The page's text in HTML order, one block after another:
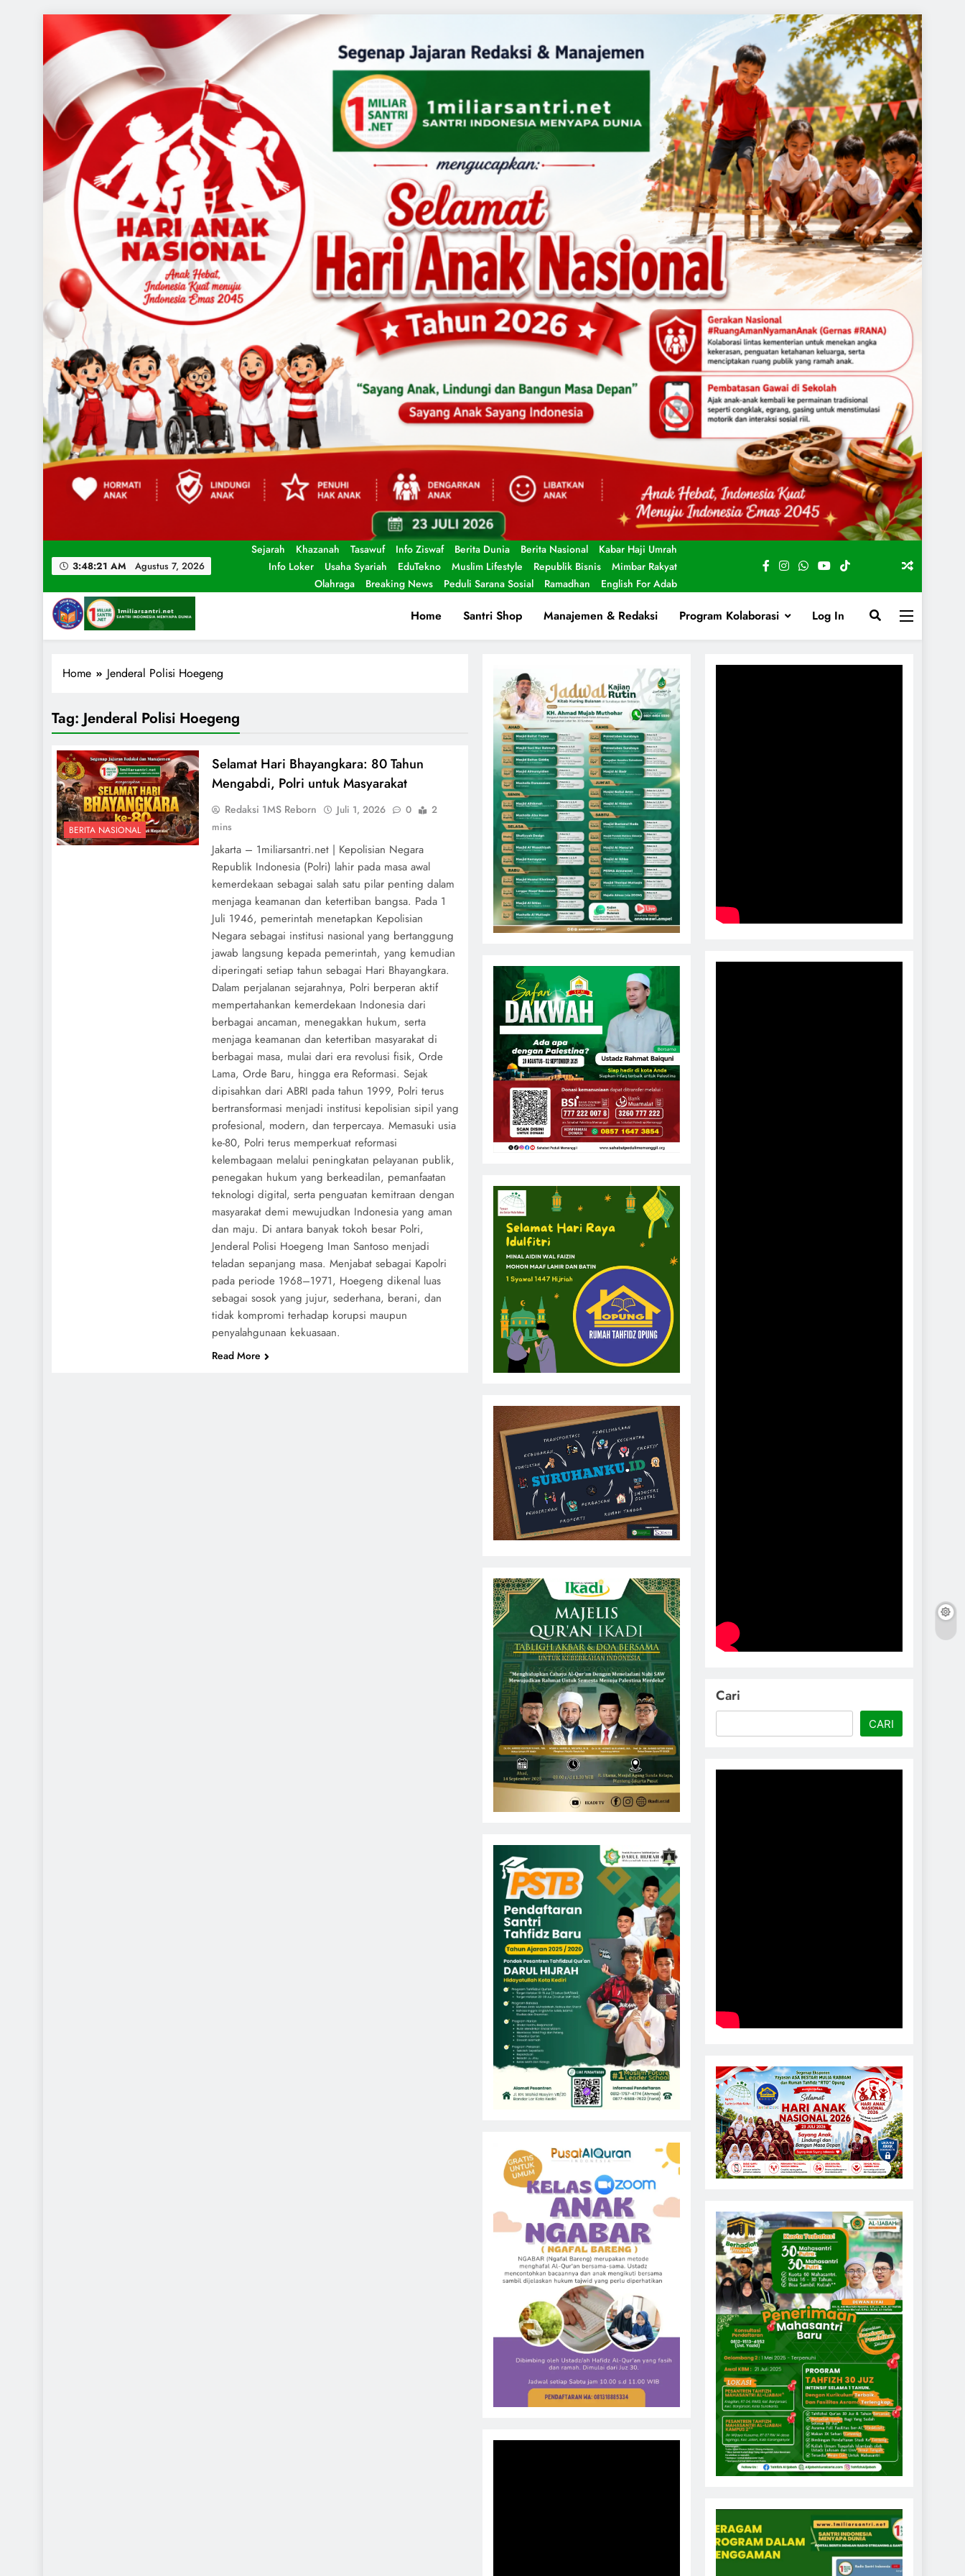
3:48:23 AM Agustus 7, 2026
Sejarah Khazanah Tasawuf Info Ziswaf Berita Dunia Berita Nasional
Kabar Haji Umrah
Info Loker
Usaha Syariah EduTekno Muslim Lifestyle Republik Bisnis
Mimbar Rakyat
Olahraga
Breaking News Peduli Sarana Sosial Ramadhan English For Adab
1miliarsantri.net
Home Santri Shop Manajemen & Redaksi Program Kolaborasi Log In
Home Jenderal Polisi Hoegeng
Tag: Jenderal Polisi Hoegeng
BERITA NASIONAL
Selamat Hari Bhayangkara: 80 Tahun
Mengabdi, Polri untuk Masyarakat
Redaksi 1MS Reborn Juli 1, 2026 0
2
mins
Jakarta – 1miliarsantri.net | Kepolisian Negara
Republik Indonesia (Polri) lahir pada masa awal
kemerdekaan sebagai salah satu pilar penting dalam
menjaga keamanan dan ketertiban bangsa. Pada 1
Juli 1946, pemerintah menetapkan Kepolisian
Negara sebagai institusi nasional yang bertanggung
jawab langsung kepada pemerintah, yang kemudian
diperingati setiap tahun sebagai Hari Bhayangkara.
Dalam perjalanan sejarahnya, Polri berperan aktif
mempertahankan kemerdekaan Indonesia dari
berbagai ancaman, menegakkan hukum, serta
menjaga keamanan dan ketertiban masyarakat di
berbagai masa, mulai dari era revolusi fisik, Orde
Lama, Orde Baru, hingga era Reformasi. Sejak
dipisahkan dari ABRI pada tahun 1999, Polri terus
bertransformasi menjadi institusi kepolisian sipil yang
profesional, modern, dan terpercaya. Memasuki usia
ke-80, Polri terus memperkuat reformasi
kelembagaan melalui peningkatan pelayanan publik,
penegakan hukum yang berkeadilan, pemanfaatan
teknologi digital, serta penguatan kemitraan dengan
masyarakat demi mewujudkan Indonesia yang aman
dan maju. Di antara banyak tokoh besar Polri,
Jenderal Polisi Hoegeng Iman Santoso menjadi
teladan sepanjang masa. Menjabat sebagai Kapolri
pada periode 1968–1971, Hoegeng dikenal luas
sebagai sosok yang jujur, sederhana, berani, dan
tidak kompromi terhadap korupsi maupun
penyalahgunaan kekuasaan.
Read More
Cari
CARI